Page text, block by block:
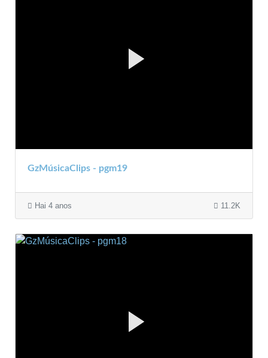
GzMúsicaClips - pgm19
Hai 4 anos 11.2K